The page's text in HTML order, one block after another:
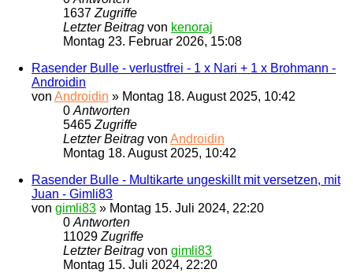
1637Zugriffe
Letzter Beitrag von kenoraj
Montag 23. Februar 2026, 15:08
Rasender Bulle - verlustfrei - 1 x Nari + 1 x Brohmann -
Androidin
von Androidin » Montag 18. August 2025, 10:42
0Antworten
5465Zugriffe
Letzter Beitrag von Androidin
Montag 18. August 2025, 10:42
Rasender Bulle - Multikarte ungeskillt mit versetzen, mit
Juan - Gimli83
von gimli83 » Montag 15. Juli 2024, 22:20
0Antworten
11029Zugriffe
Letzter Beitrag von gimli83
Montag 15. Juli 2024, 22:20